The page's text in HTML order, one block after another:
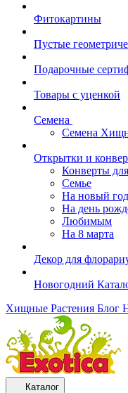
Фитокартины
Пустые
Подарочные
Товары с уценкой
Семена
Семена
Открытки и
Конверты
Семье
На новый год
На день
Любимым
На 8 марта
Декор для
Новогодний
Хищные Растения Блог
Каталог